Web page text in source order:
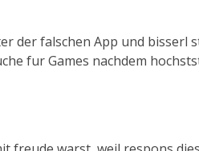
der falschen App und bisserl
fur Games nachdem